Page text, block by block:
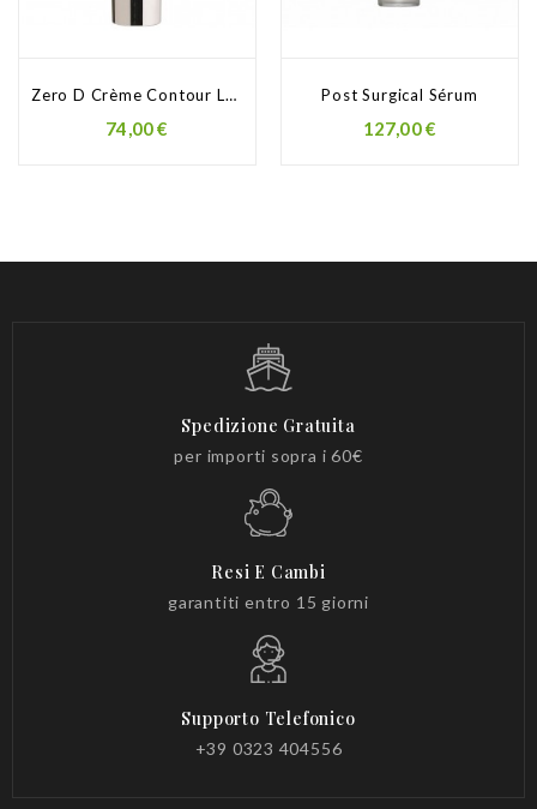
Zero D Crème Contour Lèvres...
Prezzo
74,00 €
Post Surgical Sérum
Prezzo
127,00 €
Spedizione Gratuita
per importi sopra i 60€
Resi E Cambi
garantiti entro 15 giorni
Supporto Telefonico
+39 0323 404556